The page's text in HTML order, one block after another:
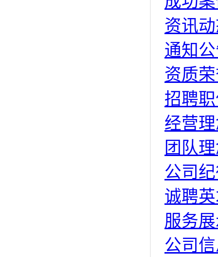
资讯
通知
资质
招聘
经营
团队
公司
诚聘
服务
公司